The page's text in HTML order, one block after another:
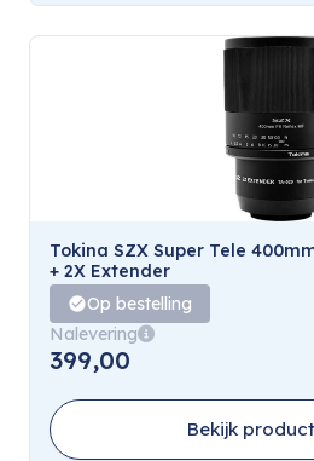
Tokina SZX Super Tele
+ 2X Extender
Op bestelling
Nalevering
399,00
Bekijk product